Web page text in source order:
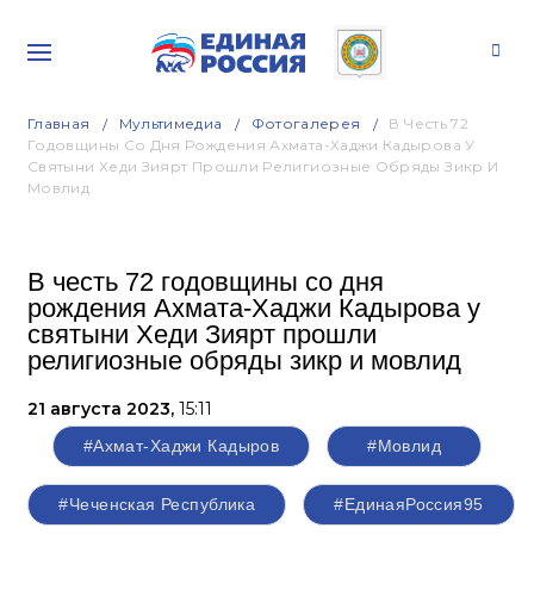
Главная Мультимедиа Фотогалерея
В Честь 72
Годовщины Со Дня Рождения Ахмата-Хаджи Кадырова У
Святыни Хеди Зиярт Прошли Религиозные Обряды Зикр И
Мовлид
В честь 72 годовщины со дня
рождения Ахмата-Хаджи Кадырова у
святыни Хеди Зиярт прошли
религиозные обряды зикр и мовлид
21 августа 2023, 15:11
#Ахмат-Хаджи Кадыров #Мовлид
#Чеченская Республика #ЕдинаяРоссия95